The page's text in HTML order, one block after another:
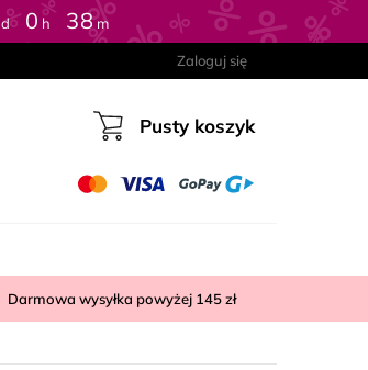
d : 0 h 38m
Zaloguj się
Koszyk
Pusty koszyk
Darmowa wysyłka powyżej 145 zł